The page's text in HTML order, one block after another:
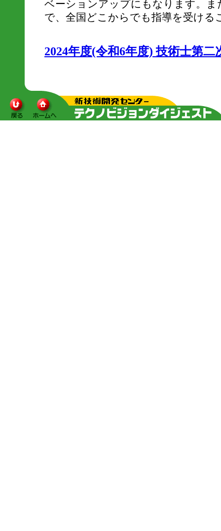
ベーションアップにもなります。
で、全国どこからでも指導を受ける
2024年度(令和6年度) 技術士第